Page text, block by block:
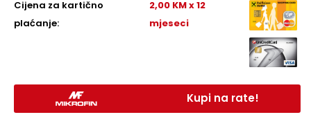
Cijena za kartično
plaćanje:
2,00 KM x 12
mjeseci
Kupi na rate!